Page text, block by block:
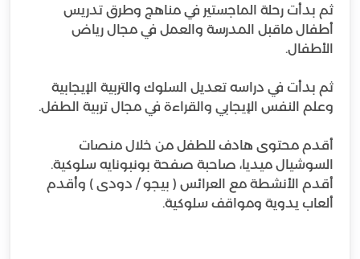
ثم بدأت رحلة الماجستير في مناهج وطرق تدريس
أطفال ماقبل المدرسة والعمل في مجال رياض
ثم بدأت في دراسه تعديل السلوك والتربية الإيجابية
أقدم محتوى هادف للطفل من خلال منصات
أقدم الأنشطة مع العرائس ( بيجو / دودى ) وأقدم
ألعاب يدوية ومواقف سلوكية.